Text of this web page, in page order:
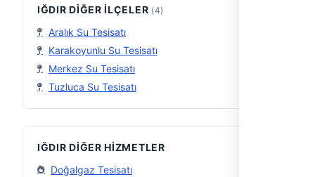
IĞDIR DIĞER İLÇELER (4)
Aralık Su Tesisatı
Karakoyunlu Su Tesisatı
Merkez Su Tesisatı
Tuzluca Su Tesisatı
IĞDIR DIĞER HIZMETLER
Doğalgaz Tesisatı